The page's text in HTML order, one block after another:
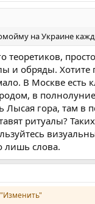
на Украине
и обряды.
В Москве есть
в
Лысая гора, там
ритуалы?
лишь слова.